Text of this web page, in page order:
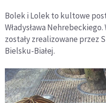
Bolek i Lolek to kultowe
Władysława
zostały zrealizowane przez
Bielsku-Białej.